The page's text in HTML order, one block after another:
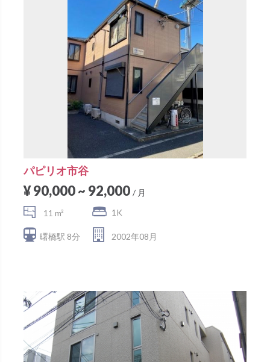
パピリオ市谷
¥ 90,000 ~ 92,000 / 月
11 m²
曙橋駅 8分
1K
2002年08月